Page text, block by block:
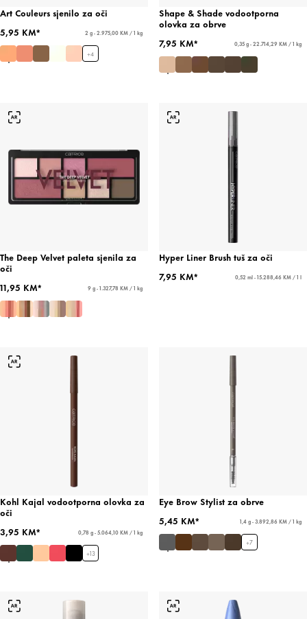
Art Couleurs sjenilo za oči
5,95 KM*
2 g - 2.975,00 KM / 1 kg
+4
Shape & Shade vodootporna
olovka za obrve
7,95 KM*
0,35 g - 22.714,29 KM / 1 kg
The Deep Velvet paleta sjenila za
oči
11,95 KM*
9 g - 1.327,78 KM / 1 kg
Hyper Liner Brush tuš za oči
7,95 KM*
0,52 ml - 15.288,46 KM / 1 l
Kohl Kajal vodootporna olovka za
oči
3,95 KM*
0,78 g - 5.064,10 KM / 1 kg
+13
Eye Brow Stylist za obrve
5,45 KM*
1,4 g - 3.892,86 KM / 1 kg
+7